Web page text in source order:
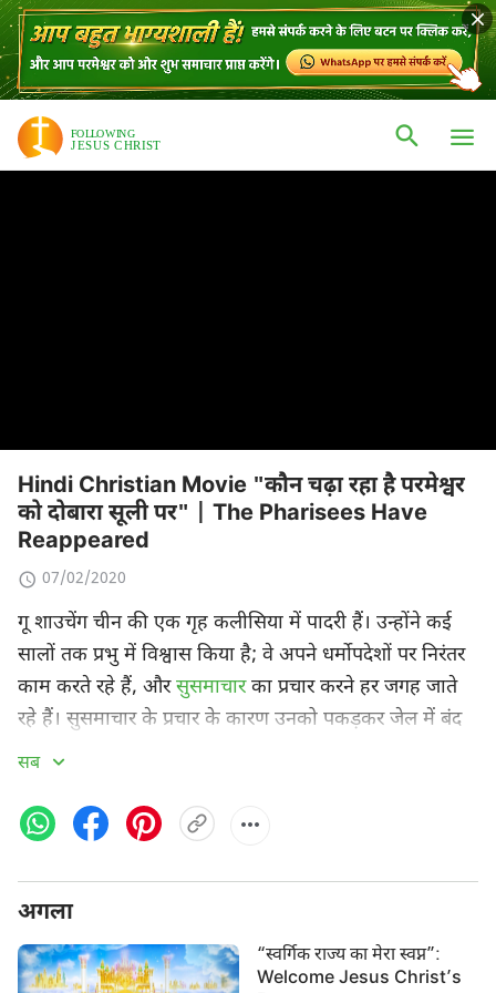
Hindi Christian Movie "कौन चढ़ा रहा है परमेश्वर
को दोबारा सूली पर" | The Pharisees Have
Reappeared
07/02/2020
गू शाउचेंग चीन की एक गृह कलीसिया में पादरी हैं। उन्होंने कई
सालों तक प्रभु में विश्वास किया है; वे अपने धर्मोपदेशों पर निरंतर
काम करते रहे हैं, औरसुसमाचारका प्रचार करने हर जगह जाते
रहे हैं। सुसमाचार के प्रचार के कारण उनको पकड़कर जेल में बंद
कर दिया गया था, जहां उन्होंने 12 साल की सजा काटी। जेल से
रखा। परंतु जबसर्वशक्तिमान परमेश्वर
शाउचेंग की कलीसिया में पहुंचा, तो वे न तो इसकी कोई खबर लेते
हैं, न कोई खोजबीन करते हैं, बल्कि हठपूर्वक अपनी खुद की
धारणाओं और कल्पनाओं पर भरोसा करते हुए परमेश्वर के अंत के
दिनों के कार्य की निंदा करते हैं। वे सच्चे मार्ग को स्वीकार करने से
विश्वासियों को रोकने और तोड़ने के लिए अपनी धारणाएं और
सब
अगला
“स्वर्गिक राज्य का मेरा स्वप्न”:
Welcome Jesus Christ’s